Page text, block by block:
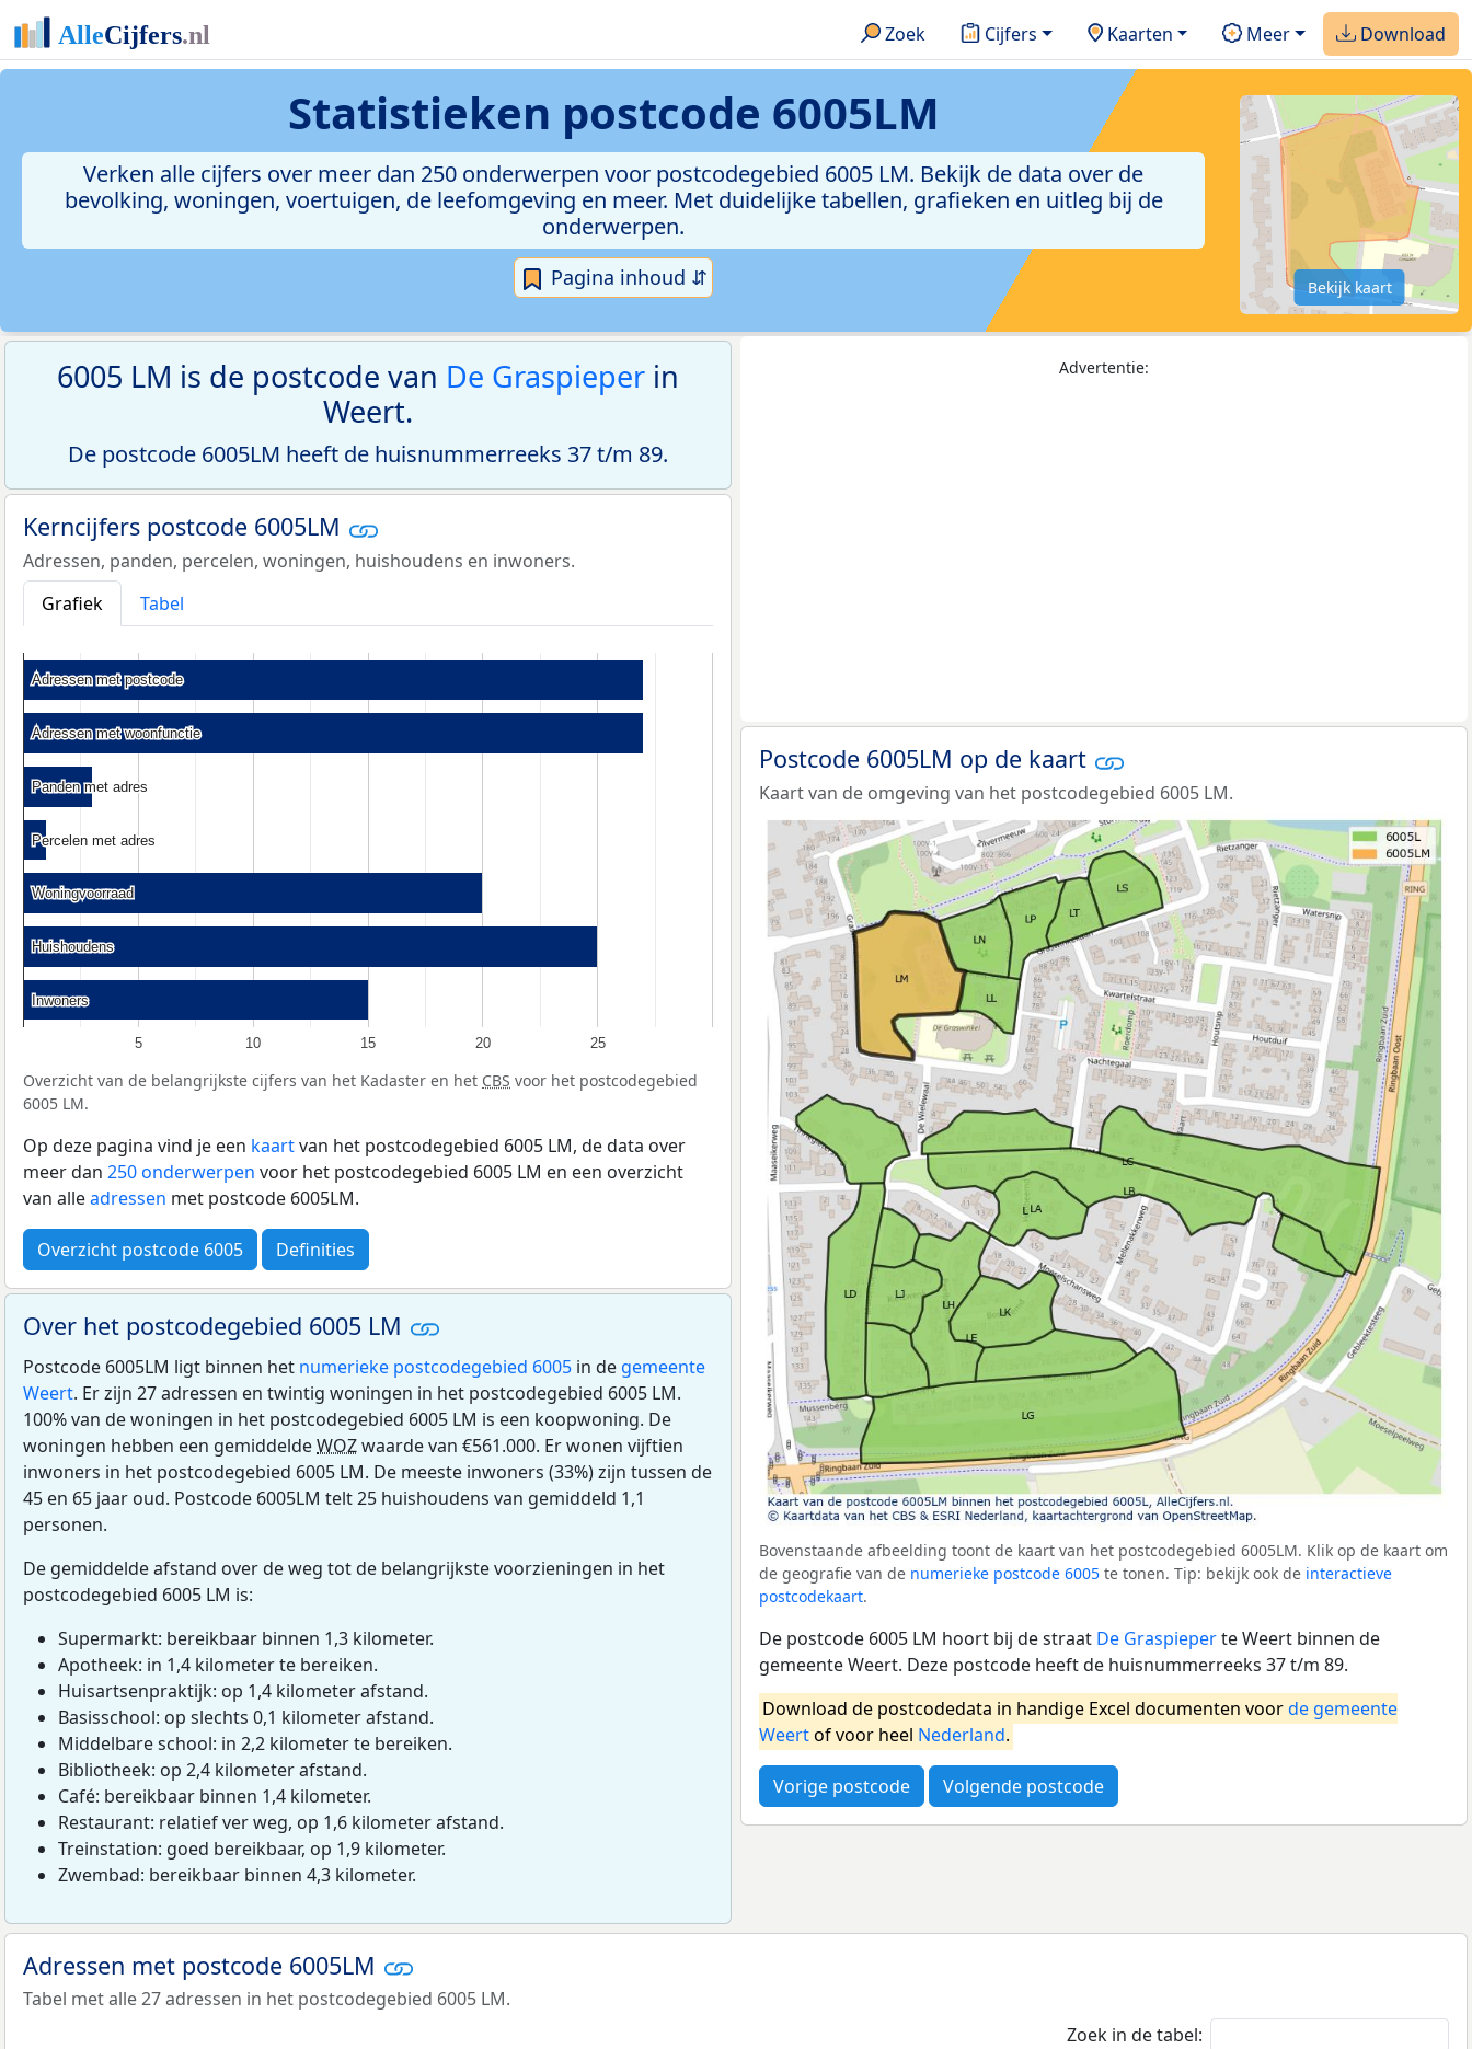
Zoek Cijfers Kaarten Meer Download
Statistieken postcode 6005LM
Verken alle cijfers over meer dan 250 onderwerpen voor postcodegebied 6005 LM. Bekijk de data over de
bevolking, woningen, voertuigen, de leefomgeving en meer. Met duidelijke tabellen, grafieken en uitleg bij de
onderwerpen.
Pagina inhoud ⇵ Bekijk kaart
6005 LM is de postcode van De Graspieper in
Weert.
De postcode 6005LM heeft de huisnummerreeks 37 t/m 89.
Kerncijfers postcode 6005LM
Adressen, panden, percelen, woningen, huishoudens en inwoners.
Grafiek
Tabel
5 10 15 20 25
Adressen met postcode
Adressen met postcode
Adressen met woonfunctie
Adressen met woonfunctie
Panden met adres
Panden met adres
Percelen met adres
Percelen met adres
Woningvoorraad
Woningvoorraad
Huishoudens
Huishoudens
Inwoners
Inwoners
Overzicht van de belangrijkste cijfers van het Kadaster en het CBS voor het postcodegebied
6005 LM.
Op deze pagina vind je een kaartvan het postcodegebied 6005 LM, de data over
meer dan 250 onderwerpen voor het postcodegebied 6005 LM en een overzicht
van alleadressen met postcode 6005LM.
Overzicht postcode 6005 Definities
Over het postcodegebied 6005 LM
Postcode 6005LM ligt binnen het numerieke postcodegebied 6005 in de gemeente
Weert. Er zijn 27 adressen en twintig woningen in het postcodegebied 6005 LM.
100% van de woningen in het postcodegebied 6005 LM is een koopwoning. De
woningen hebben een gemiddeldeWOZwaarde van €561.000. Er wonen vijftien
inwoners in het postcodegebied 6005 LM. De meeste inwoners (33%) zijn tussen de
45 en 65 jaar oud. Postcode 6005LM telt 25 huishoudens van gemiddeld 1,1
personen.
De gemiddelde afstand over de weg tot de belangrijkste voorzieningen in het
postcodegebied 6005 LM is:
Supermarkt: bereikbaar binnen 1,3 kilometer.
Apotheek: in 1,4 kilometer te bereiken.
Huisartsenpraktijk: op 1,4 kilometer afstand.
Basisschool: op slechts 0,1 kilometer afstand.
Middelbare school: in 2,2 kilometer te bereiken.
Bibliotheek: op 2,4 kilometer afstand.
Café: bereikbaar binnen 1,4 kilometer.
Restaurant: relatief ver weg, op 1,6 kilometer afstand.
Treinstation: goed bereikbaar, op 1,9 kilometer.
Zwembad: bereikbaar binnen 4,3 kilometer.
Advertentie:
Postcode 6005LM op de kaart
Kaart van de omgeving van het postcodegebied 6005 LM.
Bovenstaande afbeelding toont de kaart van het postcodegebied 6005LM. Klik op de kaart om
de geografie van de numerieke postcode 6005 te tonen. Tip: bekijk ook de interactieve
postcodekaart.
De postcode 6005 LM hoort bij de straat De Graspieperte Weert binnen de
gemeente Weert. Deze postcode heeft de huisnummerreeks 37 t/m 89.
Download de postcodedata in handige Excel documenten voorde gemeente
Weertof voor heel Nederland.
Vorige postcode Volgende postcode
Adressen met postcode 6005LM
Tabel met alle 27 adressen in het postcodegebied 6005 LM.
Zoek in de tabel: